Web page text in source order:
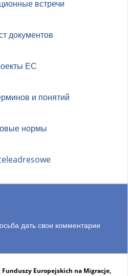
а
встречи
документов
ЕС
и понятий
нормы
дать свои комментарии
Europejskich na Migracje,